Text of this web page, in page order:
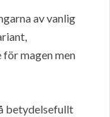
av vanlig
magen men
betydelsefullt